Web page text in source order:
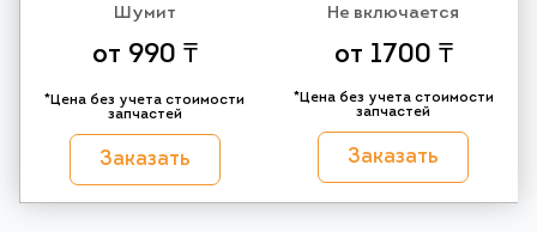
Шумит
от 990 ₸
*Цена без учета стоимости
запчастей
Заказать
Не включается
от 1700 ₸
*Цена без учета стоимости
запчастей
Заказать